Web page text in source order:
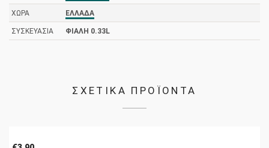
ΧΏΡΑ ΕΛΛΆΔΑ
ΣΥΣΚΕΥΑΣΊΑ ΦΙΆΛΗ 0.33L
ΣΧΕΤΙΚΑ ΠΡΟΪΟΝΤΑ